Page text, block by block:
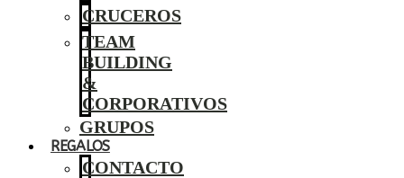
CRUCEROS
TEAM
BUILDING
&
CORPORATIVOS
GRUPOS
REGALOS
CONTACTO